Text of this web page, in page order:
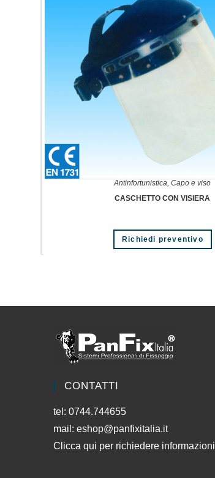
Antinfortunistica,Capo e viso
CASCHETTO CON VISIERA
Richiedi preventivo
CONTATTI
tel: 0744.744655
mail: eshop@panfixitalia.it
Clicca qui per richiedere informazioni